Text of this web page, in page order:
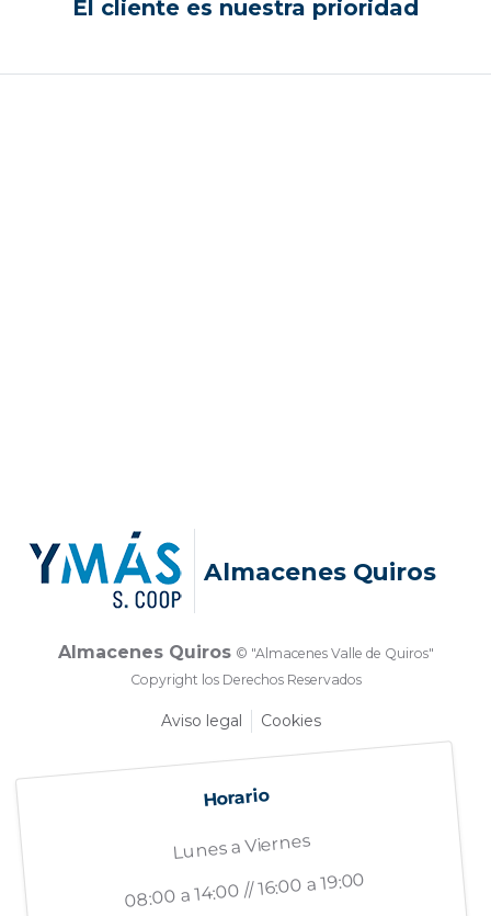
El cliente es nuestra prioridad
Almacenes Quiros
Almacenes Quiros © "Almacenes Valle de Quiros"
Copyright los Derechos Reservados
Aviso legal Cookies
Horario
Lunes a Viernes
08:00 a 14:00 // 16:00 a 19:00